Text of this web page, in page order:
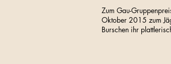
Zum Gau-
Oktober 2015 zum
Burschen ihr